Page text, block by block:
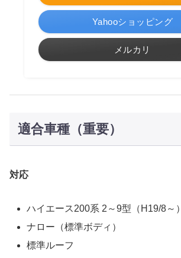
Yahooショッピング
メルカリ
適合車種（重要）
対応
ハイエース200系 2～9型（H19/8～）
ナロー（標準ボディ）
標準ルーフ